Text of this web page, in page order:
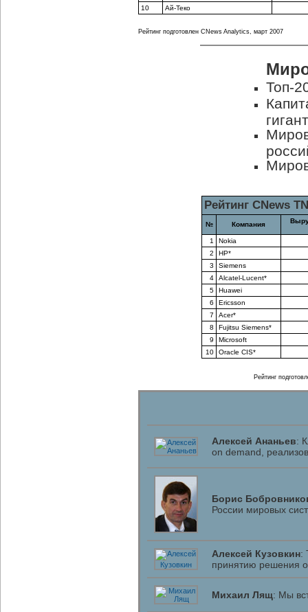
10
Ай-Теко
Рейтинг подготовлен CNews Analytics, март 2007
Топ-
Рейтинг CNews
№ Компания
1
Nokia
2
HP*
3
Siemens
4
Alcatel-Lucent*
5
Huawei
6
Ericsson
7
Aсer*
8
Fujitsu Siemens*
9
Microsoft
10
Oracle CIS*
Рейтинг
Алексей Ананьев:
on demand,
Борис
России мировых
Алексей Кузовкин:
принятию решения
Михаил Лящ: Мы